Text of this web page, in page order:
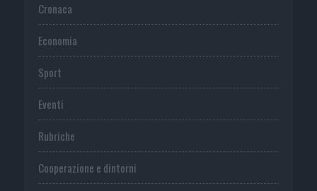
Cronaca
Economia
Sport
Eventi
Rubriche
Cooperazione e dintorni